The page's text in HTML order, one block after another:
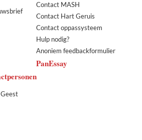
Contact MASH
Contact Hart Geruis
Contact oppassysteem
Hulp nodig?
Anoniem feedbackformulier
PanEssay